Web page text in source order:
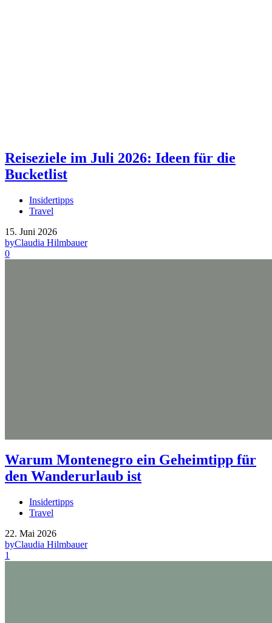
Reiseziele im Juli 2026: Ideen für die
Bucketlist
Insidertipps
Travel
15. Juni 2026
byClaudia Hilmbauer
0
Warum Montenegro ein Geheimtipp für
den Wanderurlaub ist
Insidertipps
Travel
22. Mai 2026
byClaudia Hilmbauer
1